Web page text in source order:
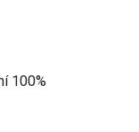
100%